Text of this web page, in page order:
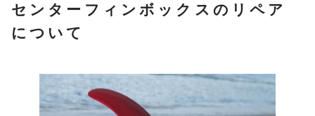
センターフィンボックスのリペア
について